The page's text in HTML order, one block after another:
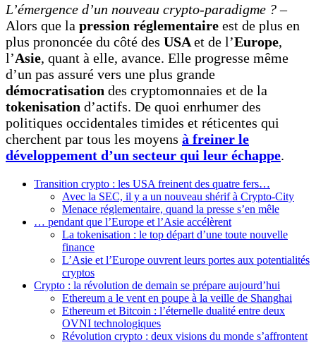
L’émergence d’un nouveau crypto-paradigme ? –
Alors que la pression réglementaire est de plus en
plus prononcée du côté des USAet de l’Europe,
l’Asie, quant à elle, avance. Elle progresse même
d’un pas assuré vers une plus grande
démocratisation des cryptomonnaies et de la
tokenisation d’actifs. De quoi enrhumer des
politiques occidentales timides et réticentes qui
cherchent par tous les moyens à freiner le
développement d’un secteur qui leur échappe.
Transition crypto : les USA freinent des quatre fers…
Avec la SEC, il y a un nouveau shérif à Crypto-City
Menace réglementaire, quand la presse s’en mêle
… pendant que l’Europe et l’Asie accélèrent
La tokenisation : le top départ d’une toute nouvelle
finance
L’Asie et l’Europe ouvrent leurs portes aux potentialités
cryptos
Crypto : la révolution de demain se prépare aujourd’hui
Ethereum a le vent en poupe à la veille de Shanghai
Ethereum et Bitcoin : l’éternelle dualité entre deux
OVNI technologiques
Révolution crypto : deux visions du monde s’affrontent